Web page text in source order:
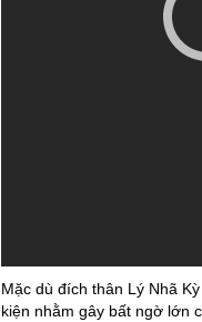
Mặc dù đích thân Lý Nhã
kiện nhằm gây bất ngờ lớn